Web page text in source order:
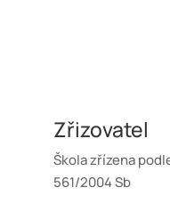
Zřizovatel
Škola zřízena
561/2004 Sb